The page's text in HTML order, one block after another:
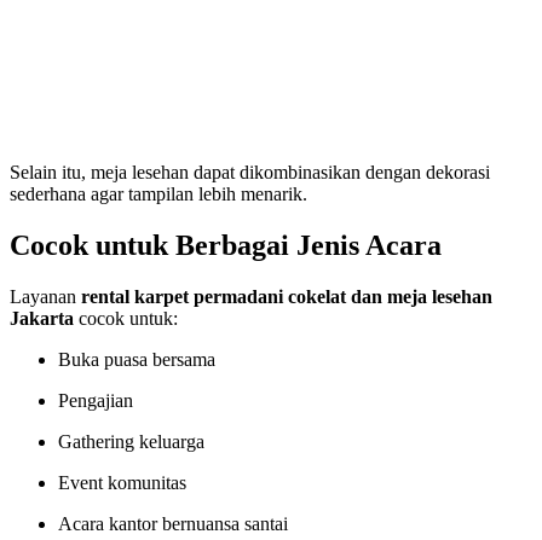
Selain itu, meja lesehan dapat dikombinasikan dengan dekorasi
sederhana agar tampilan lebih menarik.
Cocok untuk Berbagai Jenis Acara
Layanan rental karpet permadani cokelat dan meja lesehan
Jakarta cocok untuk:
Buka puasa bersama
Pengajian
Gathering keluarga
Event komunitas
Acara kantor bernuansa santai